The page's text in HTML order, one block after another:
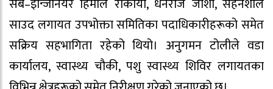
सब–इन्जिनियर हिमाल रोकाया, धनराज जोशी, सहनशील
साउद लगायत उपभोक्ता समितिका पदाधिकारीहरूको समेत
सक्रिय सहभागिता रहेको थियो। अनुगमन टोलीले वडा
कार्यालय, स्वास्थ्य चौकी, पशु स्वास्थ्य शिविर लगायतका